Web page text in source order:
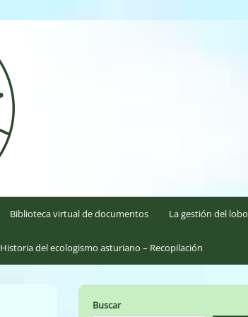
Biblioteca virtual de documentos La gestión del lobo
Historia del ecologismo asturiano – Recopilación
Buscar